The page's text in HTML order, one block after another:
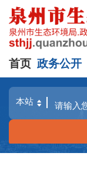
首页 政务公开